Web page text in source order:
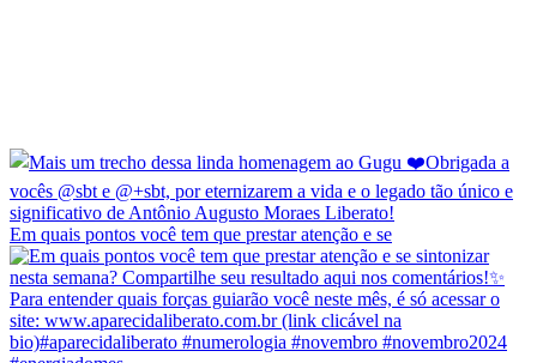
Em quais pontos você tem que prestar atenção e se